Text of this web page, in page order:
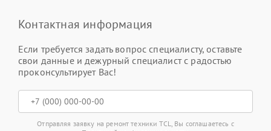
Контактная информация
Если требуется задать вопрос специалисту, оставьте
свои данные и дежурный специалист с радостью
проконсультирует Вас!
Отправляя заявку на ремонт техники TCL, Вы соглашаетесь с